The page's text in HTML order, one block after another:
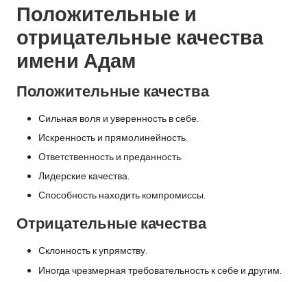
Положительные и
отрицательные качества
имени Адам
Положительные качества
Сильная воля и уверенность в себе.
Искренность и прямолинейность.
Ответственность и преданность.
Лидерские качества.
Способность находить компромиссы.
Отрицательные качества
Склонность к упрямству.
Иногда чрезмерная требовательность к себе и другим.